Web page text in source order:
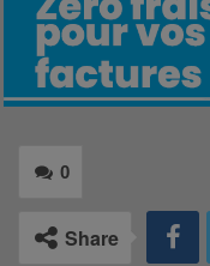
0
Share